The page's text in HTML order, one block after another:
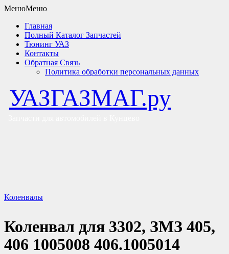
МенюМеню
Главная
Полный Каталог Запчастей
Тюнинг УАЗ
Контакты
Обратная Связь
Политика обработки персональных данных
УАЗГАЗМАГ.ру
Коленвалы
Коленвал для 3302, ЗМЗ 405,
406 1005008 406.1005014